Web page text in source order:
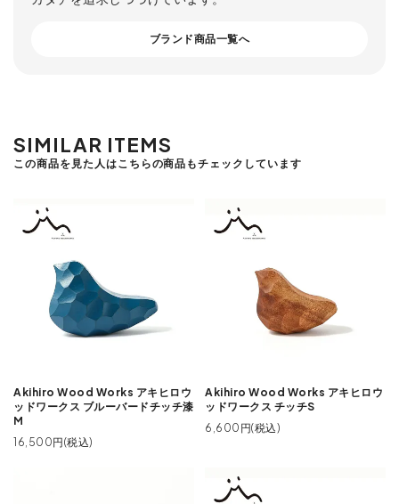
ブランド商品一覧へ
SIMILAR ITEMS
この商品を見た人はこちらの商品もチェックしています
Akihiro Wood Works アキヒロウ
ッドワークス ブルーバードチッチ漆
M
16,500円(税込)
Akihiro Wood Works アキヒロウ
ッドワークス チッチS
6,600円(税込)